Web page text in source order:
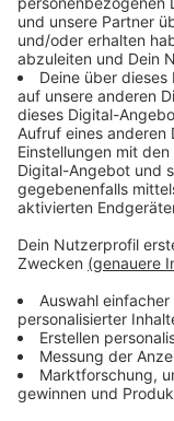
Politik zustimmt,
untersucht
Die Routen
Mountainbike-
der Kreis im
Um die Kosten
Marketing zu
die
das Geld kann
Anfang Juli wird
abstimmen.
Anzeige